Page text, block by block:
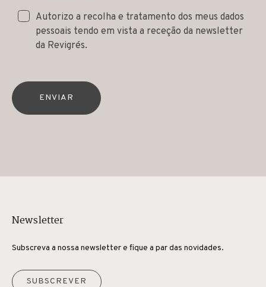
Autorizo a recolha e tratamento dos meus dados
pessoais tendo em vista a receção da newsletter
da Revigrés.
ENVIAR
Newsletter
Subscreva a nossa newsletter e fique a par das novidades.
SUBSCREVER